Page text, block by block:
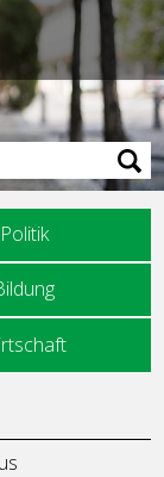
Politik